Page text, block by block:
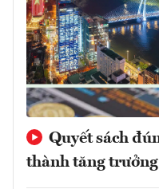
Quyết sách
thành tăng